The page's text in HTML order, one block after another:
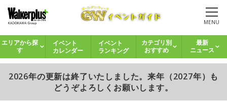
MENU
エリアから探
す
イベント
カレンダー
イベント
ランキング
カテゴリ別
おすすめ
最新
ニュース
2026年の更新は終了いたしました。来年（2027年）も
どうぞよろしくお願いします。